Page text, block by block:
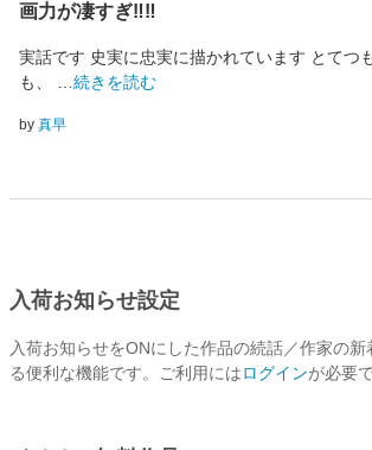
画力が凄すぎ‼‼
実話です 史実に忠実に描かれています とてつ
も、
…続きを読む
by 真早
入荷お知らせ設定
入荷お知らせをONにした作品の続話／作家の
る便利な機能です。ご利用にはログインが必要で